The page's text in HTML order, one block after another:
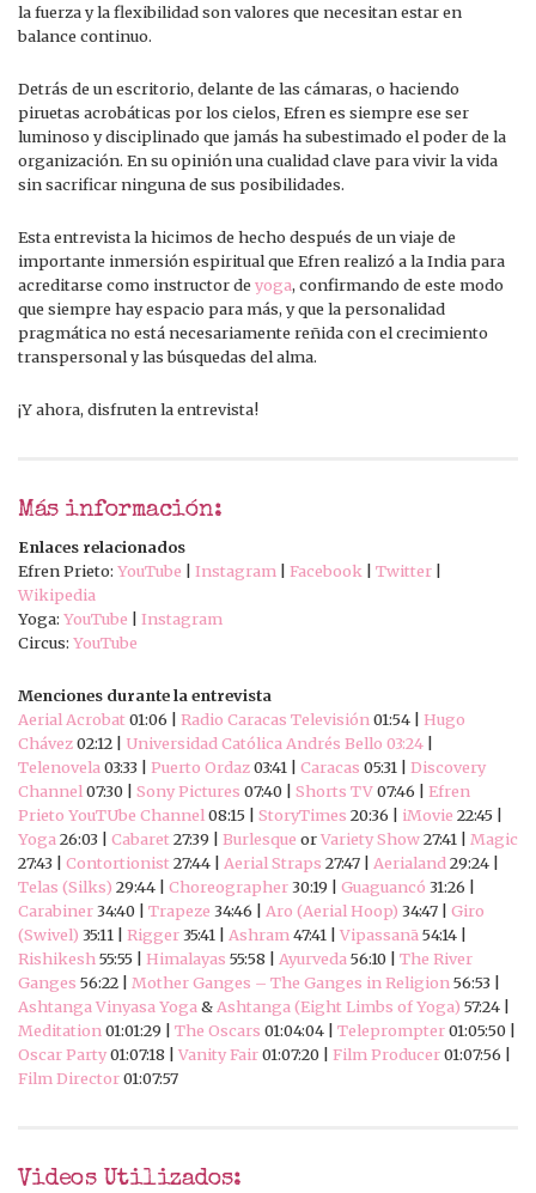
la fuerza y la flexibilidad son valores que necesitan estar en
balance continuo.
Detrás de un escritorio, delante de las cámaras, o haciendo
piruetas acrobáticas por los cielos, Efren es siempre ese ser
luminoso y disciplinado que jamás ha subestimado el poder de la
organización. En su opinión una cualidad clave para vivir la vida
sin sacrificar ninguna de sus posibilidades.
Esta entrevista la hicimos de hecho después de un viaje de
importante inmersión espiritual que Efren realizó a la India para
acreditarse como instructor de yoga, confirmando de este modo
que siempre hay espacio para más, y que la personalidad
pragmática no está necesariamente reñida con el crecimiento
transpersonal y las búsquedas del alma.
¡Y ahora, disfruten la entrevista!
Más información:
Enlaces relacionados
Efren Prieto: YouTube Instagram Facebook Twitter
Wikipedia
Yoga: YouTube
Instagram
Circus: YouTube
Menciones durante la entrevista
Aerial Acrobat01:06 | Radio Caracas Televisión 01:54 | Hugo
Chávez02:12 | Universidad Católica Andrés Bello 03:24
Telenovela 03:33 | Puerto Ordaz03:41 | Caracas 05:31 | Discovery
Channel 07:30 | Sony Pictures 07:40 | Shorts TV07:46 | Efren
Prieto YouTUbe Channel 08:15 | StoryTimes 20:36 | iMovie 22:45 |
Yoga 26:03 | Cabaret27:39 | Burlesque orVariety Show27:41 | Magic
27:43 | Contortionist27:44 | Aerial Straps 27:47 | Aerialand 29:24 |
Telas (Silks) 29:44 | Choreographer 30:19 | Guaguancó 31:26 |
Carabiner 34:40 | Trapeze 34:46 | Aro (Aerial Hoop) 34:47 | Giro
(Swivel) 35:11 | Rigger 35:41 | Ashram 47:41 | Vipassanā 54:14 |
Rishikesh 55:55 | Himalayas 55:58 | Ayurveda 56:10 | The River
Ganges 56:22 | Mother Ganges – The Ganges in Religion 56:53 |
Ashtanga Vinyasa Yoga & Ashtanga (Eight Limbs of Yoga) 57:24 |
Meditation 01:01:29 | The Oscars 01:04:04 | Teleprompter01:05:50 |
Oscar Party01:07:18 | Vanity Fair01:07:20 | Film Producer01:07:56 |
Film Director01:07:57
Videos Utilizados: